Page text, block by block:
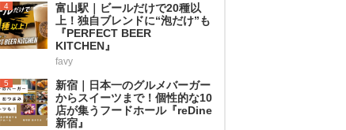
4
富山駅｜ビールだけで20種以
上！独自ブレンドに“泡だけ”も
『PERFECT BEER
KITCHEN』
favy
5
新宿｜日本一のグルメバーガー
からスイーツまで！個性的な10
店が集うフードホール『reDine
新宿』